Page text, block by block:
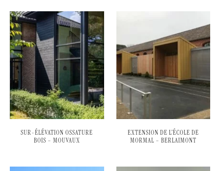
SUR-ÉLÉVATION OSSATURE
BOIS – MOUVAUX
EXTENSION DE L’ÉCOLE DE
MORMAL – BERLAIMONT